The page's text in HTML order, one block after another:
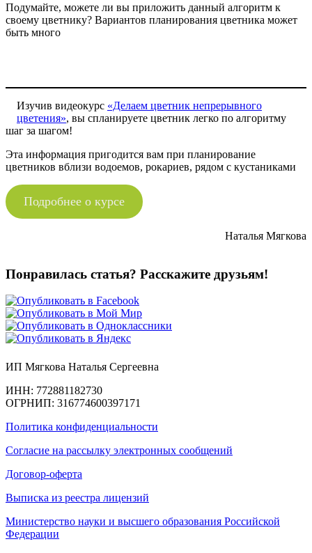
Подумайте, можете ли вы приложить данный алгоритм к
своему цветнику? Вариантов планирования цветника может
быть много
Изучив видеокурс «Делаем цветник непрерывного
цветения», вы спланируете цветник легко по алгоритму
шаг за шагом!
Эта информация пригодится вам при планирование
цветников вблизи водоемов, рокариев, рядом с кустаниками
Подробнее о курсе
Наталья Мягкова
Понравилась статья? Расскажите друзьям!
ИП Мягкова Наталья Сергеевна
ИНН: 772881182730
ОГРНИП: 316774600397171
Политика конфиденциальности
Согласие на рассылку электронных сообщений
Договор-оферта
Выписка из реестра лицензий
Министерство науки и высшего образования Российской
Федерации